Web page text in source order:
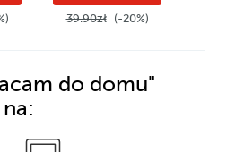
39.90zł (-20%)
do domu"